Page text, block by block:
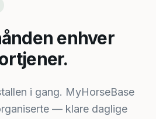
enhver
i gang. MyHorseBase
— klare daglige